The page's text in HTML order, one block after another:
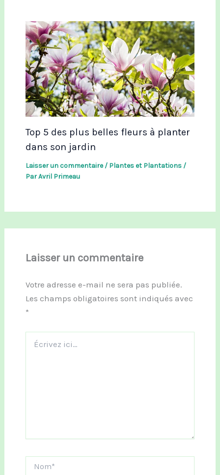
Top 5 des plus belles fleurs à planter
dans son jardin
Laisser un commentaire / Plantes et Plantations/
ParAvril Primeau
Laisser un commentaire
Votre adresse e-mail ne sera pas publiée.
Les champs obligatoires sont indiqués avec
*
ici…